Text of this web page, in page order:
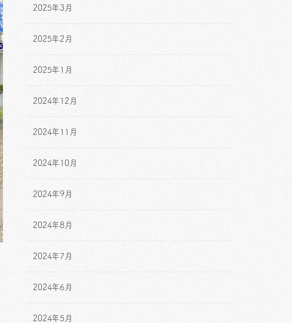
2025年3月
2025年2月
2025年1月
2024年12月
2024年11月
2024年10月
2024年9月
2024年8月
2024年7月
2024年6月
2024年5月